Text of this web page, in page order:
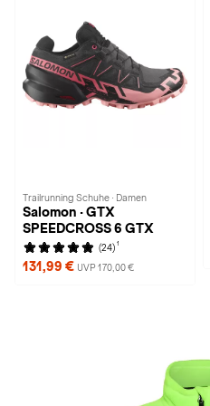
Trailrunning Schuhe · Damen
Salomon · GTX
SPEEDCROSS 6 GTX
(24) 1
131,99 € UVP 170,00 €